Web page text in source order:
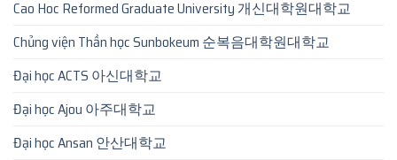
Cao Hoc Reformed Graduate University 개신대학원대학교
Chủng viện Thần học Sunbokeum 순복음대학원대학교
Đại học ACTS 아신대학교
Đại học Ajou 아주대학교
Đại học Ansan 안산대학교